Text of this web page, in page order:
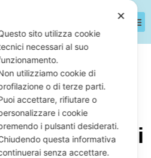
Debiti:
Difendersi
✕
sito utilizza cookie
necessari al suo
utilizziamo cookie di
o di terze parti.
accettare, rifiutare o
i cookie
i pulsanti desiderati.
questa informativa
senza accettare.